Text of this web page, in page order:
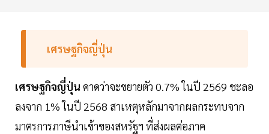
เศรษฐกิจญี่ปุ่น
เศรษฐกิจญี่ปุ่น คาดว่าจะขยายตัว 0.7% ในปี 2569 ชะลอ
ลงจาก 1% ในปี 2568 สาเหตุหลักมาจากผลกระทบจาก
มาตรการภาษีนำเข้าของสหรัฐฯ ที่ส่งผลต่อภาค